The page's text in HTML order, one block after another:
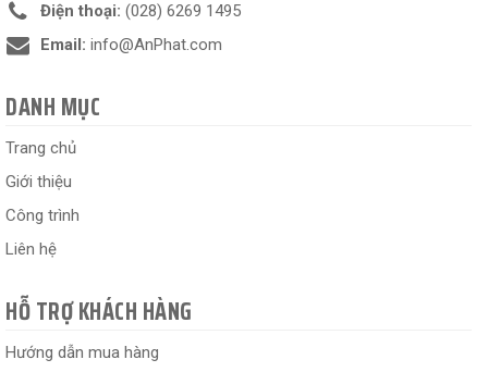
Điện thoại: (028) 6269 1495
Email: info@AnPhat.com
DANH MỤC
Trang chủ
Giới thiệu
Công trình
Liên hệ
HỖ TRỢ KHÁCH HÀNG
Hướng dẫn mua hàng